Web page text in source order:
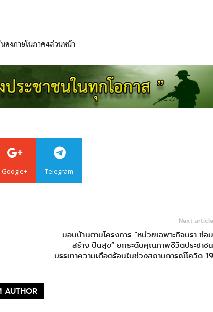
คงภายในภาค4ส่วนหน้า
Google+ Telegram
Next article
มอบบ้านตามโครงการ “หน่วยเฉพาะกิจนรา ซ่อม
สร้าง ปันสุข” ยกระดับคุณภาพชีวิตประชาชน
บรรเทาความเดือดร้อนในช่วงสถานการณ์โควิด-19
AUTHOR